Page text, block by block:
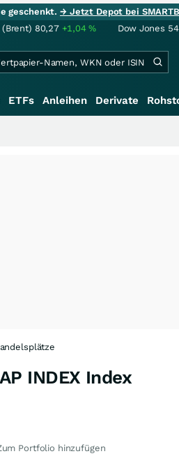
geschenkt.→ Jetzt Depot bei
(Brent) 80,27 +1,04% Dow Jones
ETFs Anleihen Derivate
INDEX Index
Portfolio hinzufügen